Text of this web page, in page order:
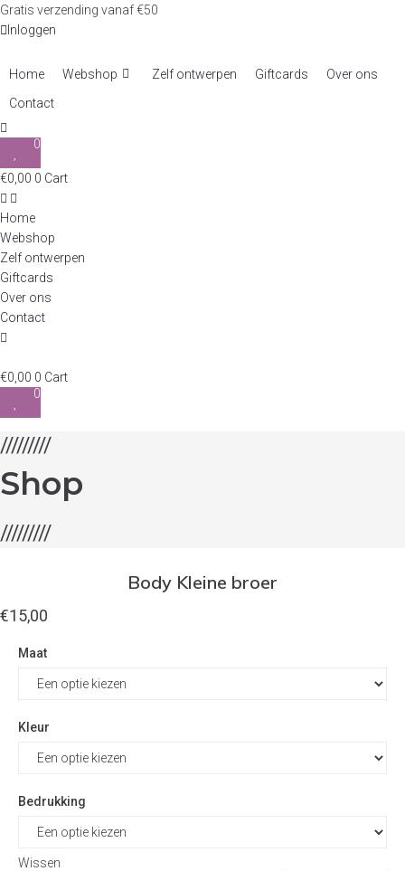
Skip
to
Gratis verzending vanaf €50
Inloggen
Home Webshop Zelf ontwerpen Giftcards
Over ons
Contact
0
€0,00 0 Cart
Home
Webshop
Zelf ontwerpen
Giftcards
Over ons
Contact
€0,00 0 Cart
0
/////////
Shop
/////////
Body Kleine broer
€15,00
Maat
Kleur
Bedrukking
Wissen